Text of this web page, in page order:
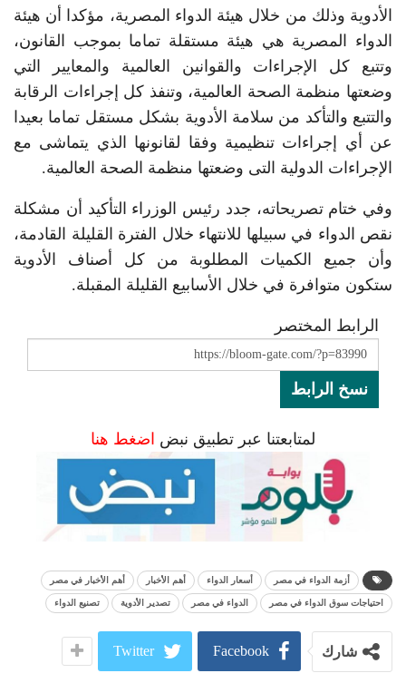
الأدوية وذلك من خلال هيئة الدواء المصرية، مؤكدا أن هيئة
الدواء المصرية هي هيئة مستقلة تماما بموجب القانون،
وتتبع كل الإجراءات والقوانين العالمية والمعايير التي
وضعتها منظمة الصحة العالمية، وتنفذ كل إجراءات الرقابة
والتتبع والتأكد من سلامة الأدوية بشكل مستقل تماما بعيدا
عن أي إجراءات تنظيمية وفقا لقانونها الذي يتماشى مع
الإجراءات الدولية التى وضعتها منظمة الصحة العالمية.
وفي ختام تصريحاته، جدد رئيس الوزراء التأكيد أن مشكلة
نقص الدواء في سبيلها للانتهاء خلال الفترة القليلة القادمة،
وأن جميع الكميات المطلوبة من كل أصناف الأدوية
ستكون متوافرة في خلال الأسابيع القليلة المقبلة.
الرابط المختصر
نسخ الرابط
لمتابعتنا عبر تطبيق نبض اضغط هنا
أزمة الدواء في مصر أسعار الدواء أهم الأخبار أهم الأخبار في مصر
احتياجات سوق الدواء في مصر الدواء في مصر تصدير الأدوية تصنيع الدواء
شارك Facebook
Twitter